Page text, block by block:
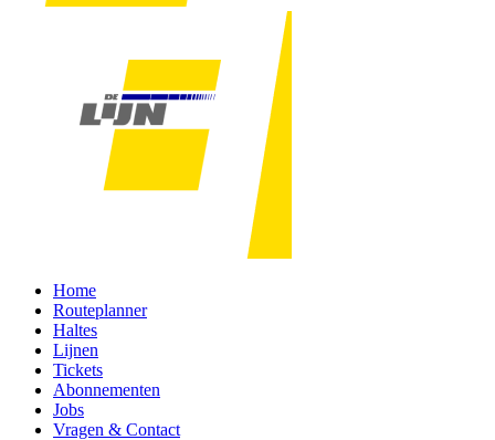
Home
Routeplanner
Haltes
Lijnen
Tickets
Abonnementen
Jobs
Vragen & Contact